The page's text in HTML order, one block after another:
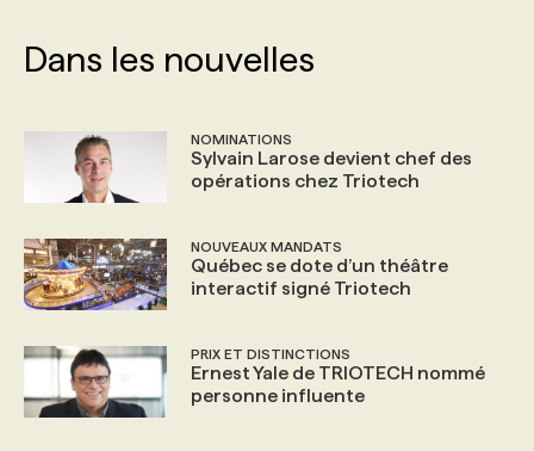
Dans les nouvelles
NOMINATIONS
Sylvain Larose devient chef des
opérations chez Triotech
NOUVEAUX MANDATS
Québec se dote d’un théâtre
interactif signé Triotech
PRIX ET DISTINCTIONS
Ernest Yale de TRIOTECH nommé
personne influente